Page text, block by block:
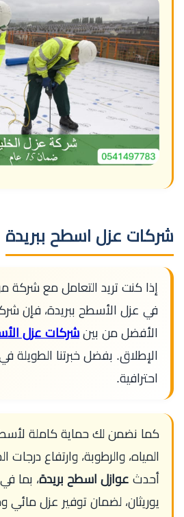
شركات عزل اسطح ببريدة
إذا كنت تريد التعامل مع
في عزل الأسطح ببريدة، فإن
الأفضل من بين شركات عزل
الإطلاق. بفضل خبرتنا الطويلة
احترافية.
كما نضمن لك حماية كاملة
المياه، والرطوبة، وارتفاع
أحدث عوازل اسطح بريدة، بما
يوريثان، لضمان توفير عزل مائي